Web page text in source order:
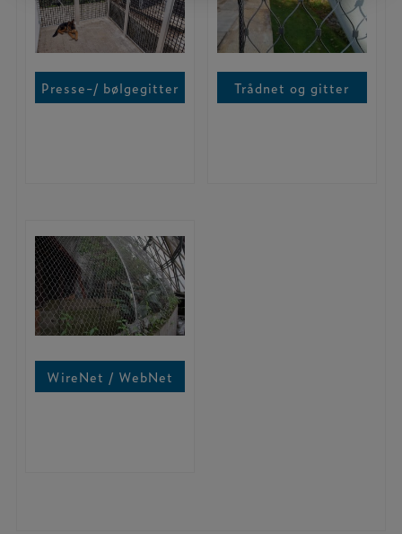
Presse-/ bølgegitter Trådnet og gitter
WireNet / WebNet